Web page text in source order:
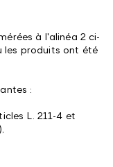
à l'alinéa 2 ci-
les produits ont été
:
L. 211-4 et